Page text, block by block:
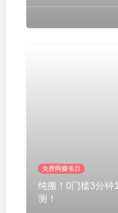
免费网赚项目
纯搬！0门槛3分钟
测！